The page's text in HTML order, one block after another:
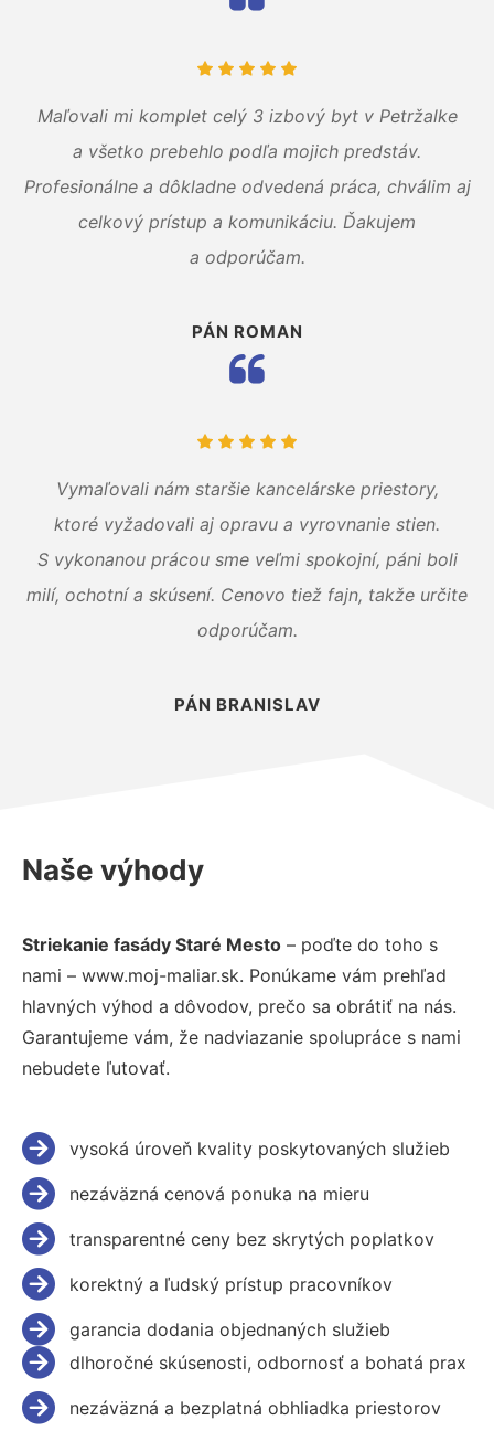
Maľovali mi komplet celý 3 izbový byt v Petržalke
a všetko prebehlo podľa mojich predstáv.
Profesionálne a dôkladne odvedená práca, chválim aj
celkový prístup a komunikáciu. Ďakujem
a odporúčam.
PÁN ROMAN
Vymaľovali nám staršie kancelárske priestory,
ktoré vyžadovali aj opravu a vyrovnanie stien.
S vykonanou prácou sme veľmi spokojní, páni boli
milí, ochotní a skúsení. Cenovo tiež fajn, takže určite
odporúčam.
PÁN BRANISLAV
Naše výhody
Striekanie fasády Staré Mesto – poďte do toho s
nami – www.moj-maliar.sk. Ponúkame vám prehľad
hlavných výhod a dôvodov, prečo sa obrátiť na nás.
Garantujeme vám, že nadviazanie spolupráce s nami
nebudete ľutovať.
vysoká úroveň kvality poskytovaných služieb
nezáväzná cenová ponuka na mieru
transparentné ceny bez skrytých poplatkov
korektný a ľudský prístup pracovníkov
garancia dodania objednaných služieb
dlhoročné skúsenosti, odbornosť a bohatá prax
nezáväzná a bezplatná obhliadka priestorov